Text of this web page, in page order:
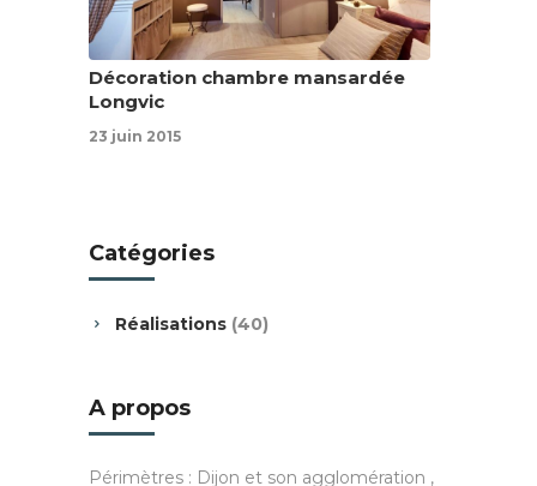
Décoration chambre mansardée
Longvic
23 juin 2015
Catégories
Réalisations (40)
A propos
Périmètres : Dijon et son agglomération ,